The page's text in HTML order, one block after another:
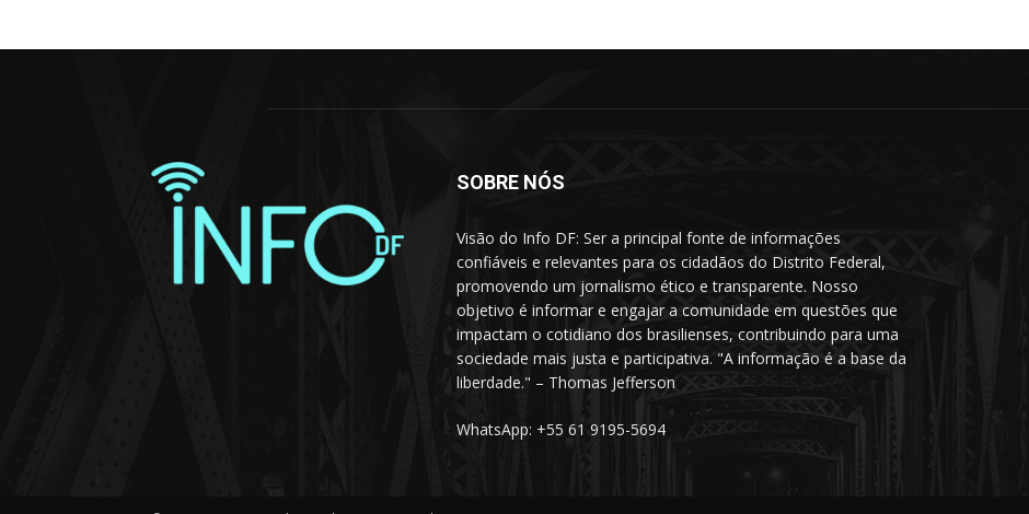
SOBRE NÓS
Visão do Info DF: Ser a principal fonte de informações
confiáveis e relevantes para os cidadãos do Distrito Federal,
promovendo um jornalismo ético e transparente. Nosso
objetivo é informar e engajar a comunidade em questões que
impactam o cotidiano dos brasilienses, contribuindo para uma
sociedade mais justa e participativa. "A informação é a base da
liberdade." – Thomas Jefferson
WhatsApp: +55 61 9195-5694